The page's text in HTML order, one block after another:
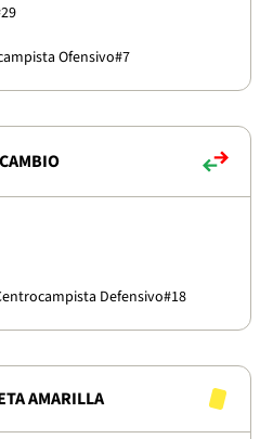
Ofensivo#7
CAMBIO
Defensivo#18
AMARILLA